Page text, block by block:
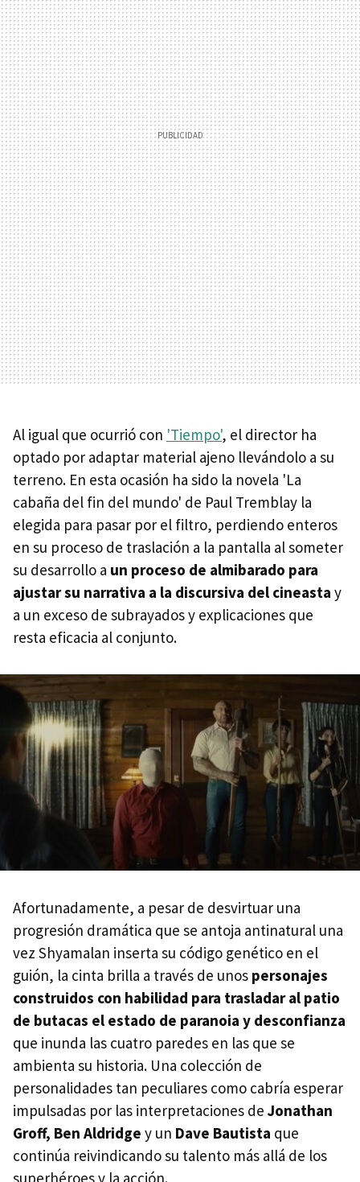
Al igual que ocurrió con 'Tiempo', el director ha
optado por adaptar material ajeno llevándolo a su
terreno. En esta ocasión ha sido la novela 'La
cabaña del fin del mundo' de Paul Tremblay la
elegida para pasar por el filtro, perdiendo enteros
en su proceso de traslación a la pantalla al someter
su desarrollo a un proceso de almibarado para
ajustar su narrativa a la discursiva del cineasta y
a un exceso de subrayados y explicaciones que
resta eficacia al conjunto.
Afortunadamente, a pesar de desvirtuar una
progresión dramática que se antoja antinatural una
vez Shyamalan inserta su código genético en el
guión, la cinta brilla a través de unos personajes
construidos con habilidad para trasladar al patio
de butacas el estado de paranoia y desconfianza
que inunda las cuatro paredes en las que se
ambienta su historia. Una colección de
personalidades tan peculiares como cabría esperar
impulsadas por las interpretaciones de Jonathan
Groff, Ben Aldridge y un Dave Bautista que
continúa reivindicando su talento más allá de los